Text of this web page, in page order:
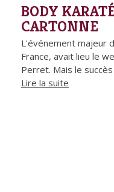
BODY
CARTONNE
L'événement majeur
France, avait lieu le
Perret. Mais le
Lire la suite